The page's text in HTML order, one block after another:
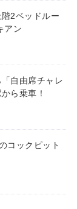
2ベッドルー
アン
「自由席チャレ
ら乗車！
コックピット